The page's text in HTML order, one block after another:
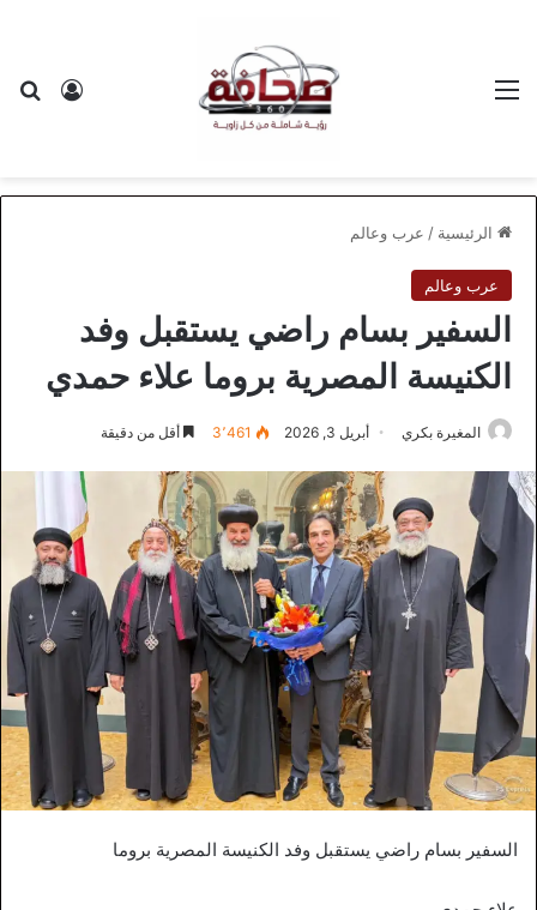
الرئيسية / عرب وعالم
عرب وعالم
السفير بسام راضي يستقبل وفد
الكنيسة المصرية بروما علاء حمدي
المغيرة بكري أبريل 3, 2026 3٬461 أقل من دقيقة
السفير بسام راضي يستقبل وفد الكنيسة المصرية بروما